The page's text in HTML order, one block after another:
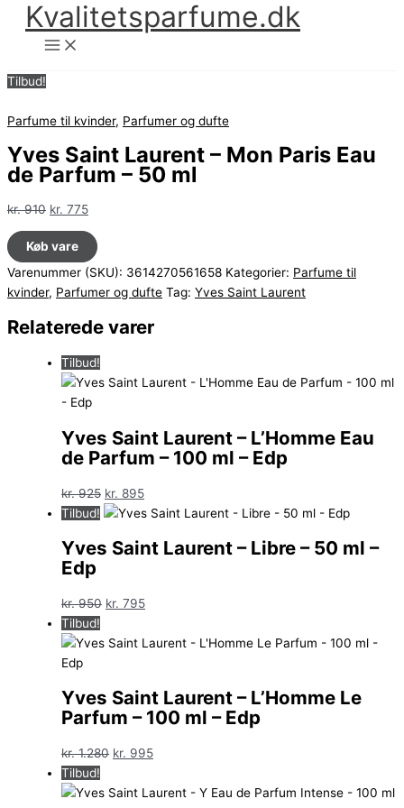
Kvalitetsparfume.dk
Tilbud!
Parfume til kvinder, Parfumer og dufte
Yves Saint Laurent – Mon Paris Eau
de Parfum – 50 ml
kr.910 Den
oprindelige
pris
var:
kr. 910.
kr. 775Den
pris
er:
kr. 775.
Køb vare
Varenummer (SKU): 3614270561658 Kategorier: Parfume til
kvinder, Parfumer og dufte Tag: Yves Saint Laurent
Relaterede varer
Tilbud!
Yves Saint Laurent – L’Homme Eau
de Parfum – 100 ml – Edp
kr.925 Den
oprindelige
var:
kr. 895Den
aktuelle
er:
Tilbud!
Yves Saint Laurent – Libre – 50 ml –
Edp
kr.950 Den
pris
kr. 795Den
pris
Tilbud!
Yves Saint Laurent – L’Homme Le
Parfum – 100 ml – Edp
kr.1.280 Den
pris
kr. 995Den
pris
Tilbud!